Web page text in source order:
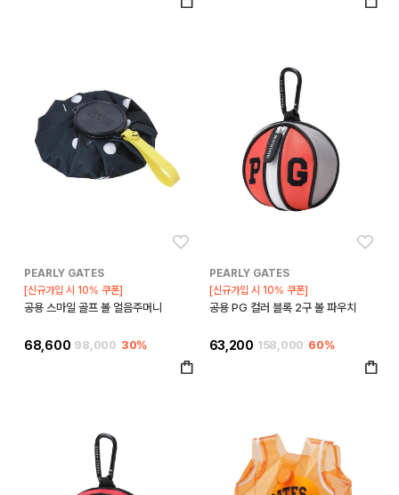
PEARLY GATES
[신규가입 시 10% 쿠폰]
공용 스마일 골프 볼 얼음주머니
68,600 98,000 30%
PEARLY GATES
[신규가입 시 10% 쿠폰]
공용 PG 컬러 블록 2구 볼 파우치
63,200 158,000 60%